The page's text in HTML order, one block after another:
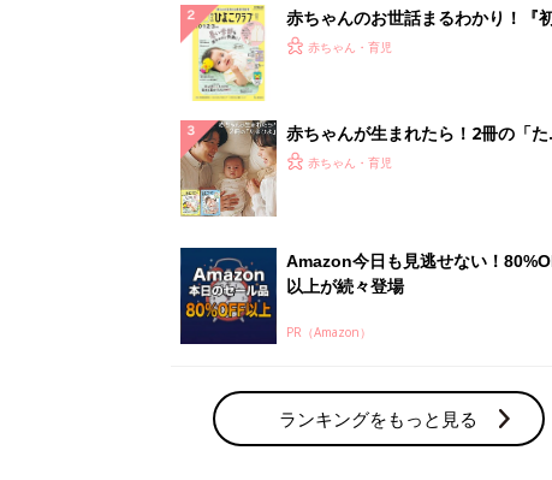
ランキングをもっと見る
赤ちゃん・育児の人気テーマ
育児日記・マンガ